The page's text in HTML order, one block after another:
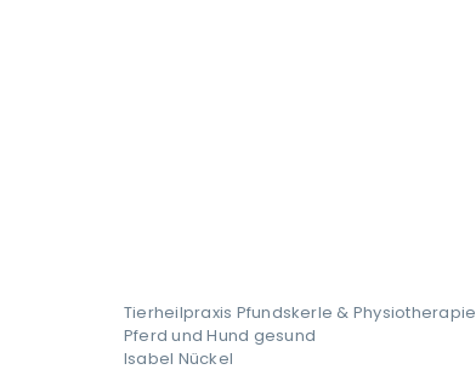
Tierheilpraxis Pfundskerle & Physiotherapie
Pferd und Hund gesund
Isabel Nückel